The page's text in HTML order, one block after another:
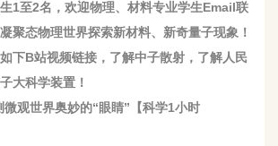
1至2名，欢迎物理、材料专业学生Email联
聚态物理世界探索新材料、新奇量子现象！
下B站视频链接，了解中子散射，了解人民
大科学装置！
微观世界奥妙的“眼睛”【科学1小时